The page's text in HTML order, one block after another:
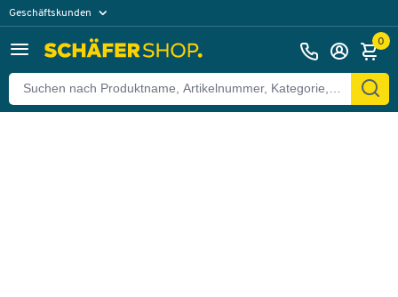
Geschäftskunden
0
Zurück